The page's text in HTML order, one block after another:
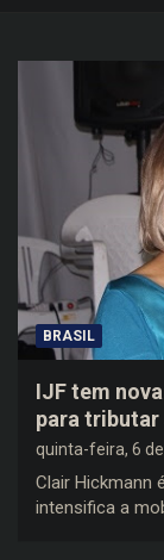
BRASIL
IJF tem
para
quinta-feira, 6
Clair Hickmann
intensifica a